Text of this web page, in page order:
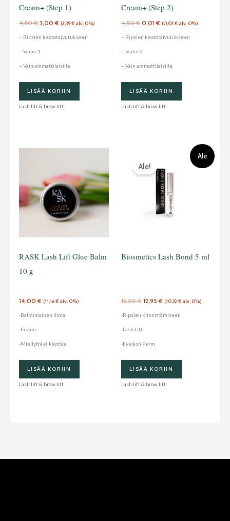
Cream+ (Step 1)
4,50€ 3,00€ (2,39€ alv. 0%)
– Ripsien kestotaivutukseen
– Vaihe 1
– Vain ammattilaisille
LISÄÄ KORIIN
Lash lift & brow lift
Cream+ (Step 2)
4,50€ 0,01€ (0,01 € alv. 0%)
– Ripsien kestotaivutukseen
– Vaihe 2
– Vain ammattilaisille
LISÄÄ KORIIN
Lash lift & brow lift
RASK Lash Lift Glue Balm
10 g
14,00€ (11,16€ alv. 0%)
-Balmimainen liima
-Ei valu
-Miellyttävä käyttää
LISÄÄ KORIIN
Lash lift & brow lift
Ale
Ale!
Biosmetics Lash Bond 5 ml
16,50€
oli:
16,50 €.
12,95€
12,95 €.
(10,32 € alv. 0%)
-Ripsien kiinnittämiseen
-Lash Lift
-Eyelash Perm
LISÄÄ KORIIN
Lash lift & brow lift